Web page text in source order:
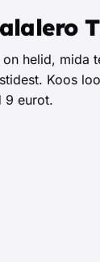
on helid,
Koos
9 eurot.